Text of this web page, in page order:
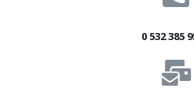
0 532 385